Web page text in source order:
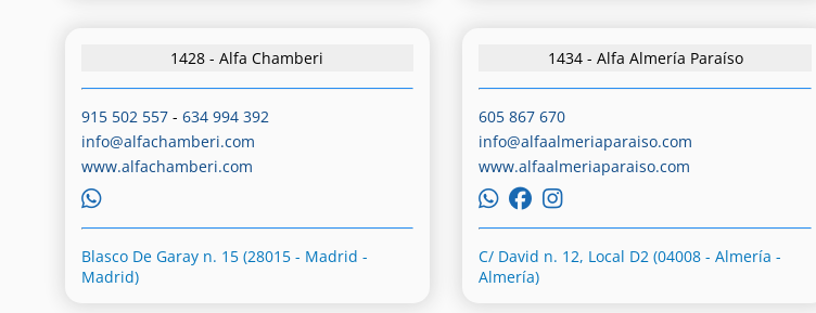
1428 - Alfa Chamberi
915 502 557- 634 994 392
info@alfachamberi.com
www.alfachamberi.com
Blasco De Garay n. 15 (28015 - Madrid -
Madrid)
1434 - Alfa Almería Paraíso
605 867 670
info@alfaalmeriaparaiso.com
www.alfaalmeriaparaiso.com
C/ David n. 12, Local D2 (04008 - Almería -
Almería)